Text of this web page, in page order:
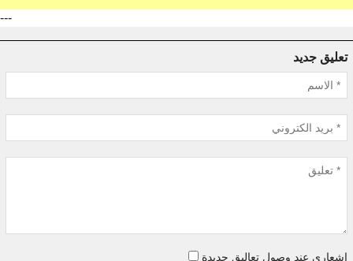
---
تعليق جديد
اشعاري عند وصول تعاليق جديدة